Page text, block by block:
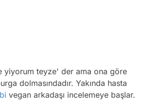
yiyorum teyze' der ama ona göre
dolmasındadır. Yakında hasta
vegan arkadaşı incelemeye başlar.